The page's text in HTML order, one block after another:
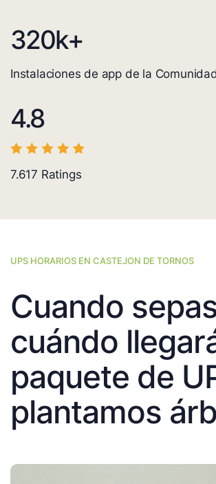
320k+
Instalaciones de app de la Comunidad
4.8
7.617 Ratings
UPS HORARIOS EN CASTEJON DE TORNOS
Cuando
cuándo
paquete de
plantamos